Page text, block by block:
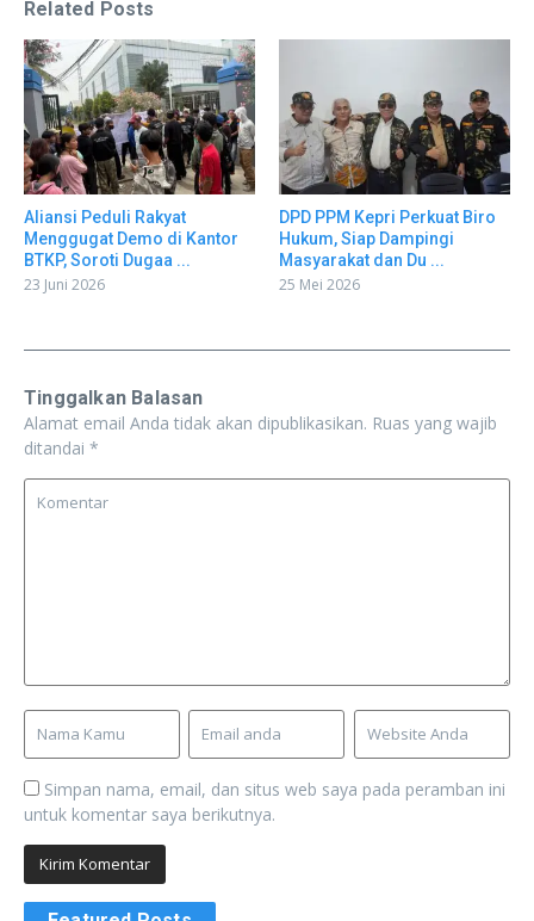
Related Posts
Aliansi Peduli Rakyat
Menggugat Demo di Kantor
BTKP, Soroti Dugaa ...
23 Juni 2026
DPD PPM Kepri Perkuat Biro
Hukum, Siap Dampingi
Masyarakat dan Du ...
25 Mei 2026
Tinggalkan Balasan
Alamat email Anda tidak akan dipublikasikan. Ruas yang wajib
ditandai *
Simpan nama, email, dan situs web saya pada peramban ini
untuk komentar saya berikutnya.